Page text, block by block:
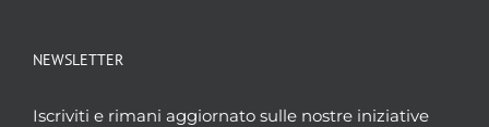
NEWSLETTER
Iscriviti e rimani aggiornato sulle nostre iniziative